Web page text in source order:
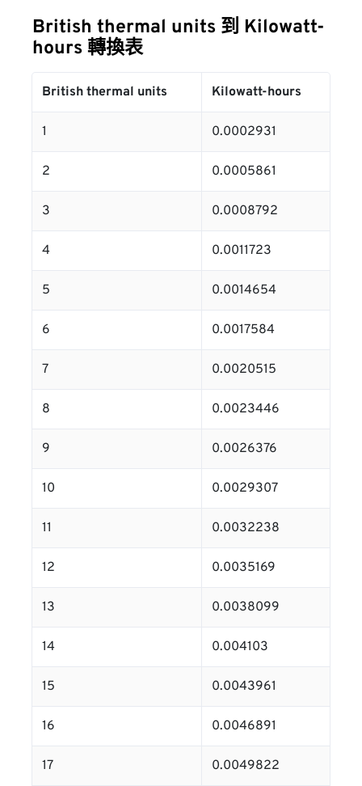
British thermal units 到 Kilowatt-
hours 轉換表
British thermal units Kilowatt-hours
1 0.0002931
2 0.0005861
3 0.0008792
4 0.0011723
5 0.0014654
6 0.0017584
7 0.0020515
8 0.0023446
9 0.0026376
10 0.0029307
11 0.0032238
12 0.0035169
13 0.0038099
14 0.004103
15 0.0043961
16 0.0046891
17 0.0049822